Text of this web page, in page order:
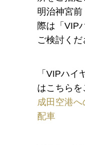
明治神宮
際は「VIP
ご検討くだ
「VIPハイ
はこちらを
成田空港
配車